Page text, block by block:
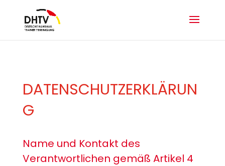
DATENSCHUTZERKLÄRUN
G
Name und Kontakt des
Verantwortlichen gemäß Artikel 4